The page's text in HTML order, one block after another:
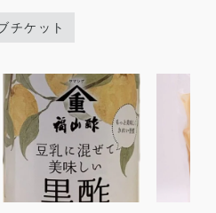
チケット